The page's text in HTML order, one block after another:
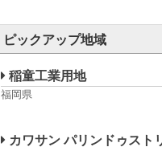
ピックアップ地域
稲童工業用地
福岡県
カワサン パリンドゥスト